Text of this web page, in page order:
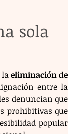
sola
la eliminación de
entre la
denuncian que
prohibitivas que
popular